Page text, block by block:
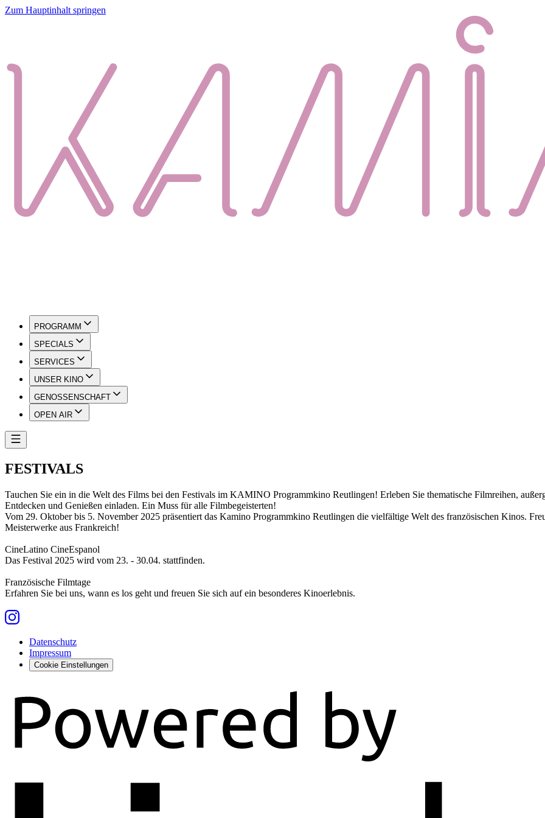
Zum Hauptinhalt springen
PROGRAMM
SPECIALS
SERVICES
UNSER KINO
GENOSSENSCHAFT
OPEN AIR
FESTIVALS
Tauchen Sie ein in die Welt des Films bei den Festivals im KAMINO Programmkino Reutlingen! Erleben Sie thematische Filmreihen,
Entdecken und Genießen einladen. Ein Muss für alle Filmbegeisterten!
Vom 29. Oktober bis 5. November 2025 präsentiert das Kamino Programmkino Reutlingen die vielfältige Welt des französischen Kinos.
Meisterwerke aus Frankreich!
CineLatino CineEspanol
Das Festival 2025 wird vom 23. - 30.04. stattfinden.
Französische Filmtage
Erfahren Sie bei uns, wann es los geht und freuen Sie sich auf ein besonderes Kinoerlebnis.
Datenschutz
Impressum
Cookie Einstellungen